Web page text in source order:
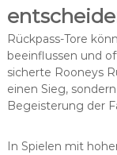
Rückpass-Tore
beeinflussen und
sicherte Rooneys
einen Sieg,
Begeisterung der
In Spielen mit